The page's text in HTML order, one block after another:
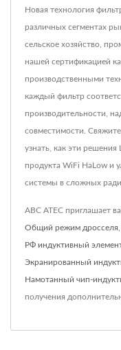
Новая технология
различных сегментах
сельское хозяйство,
нашей сертификацией
производственными
каждый фильтр
производительности,
совместимости.
узнать, как эти решения
продукта WiFi HaLow и
системы в сложных
ABC ATEC приглашает
Общий режим дросселя,
РФ индуктивный
Экранированный
Намотанный чип-
получения